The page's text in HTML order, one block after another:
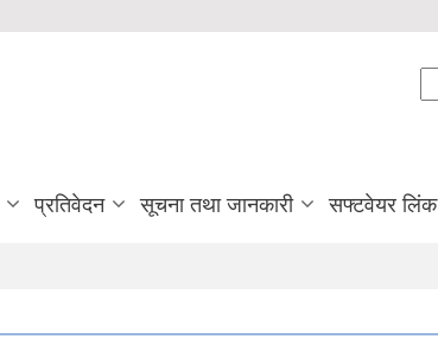
प्रतिवेदन सूचना तथा जानकारी सफ्टवेयर लिंक